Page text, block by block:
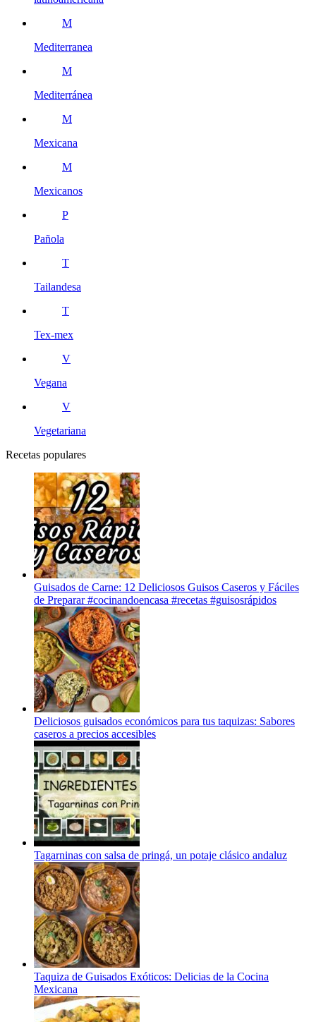
M
Mediterranea
M
Mediterránea
M
Mexicana
M
Mexicanos
P
Pañola
T
Tailandesa
T
Tex-mex
V
Vegana
V
Vegetariana
Recetas populares
Guisados de Carne: 12 Deliciosos Guisos Caseros y Fáciles
de Preparar #cocinandoencasa #recetas #guisosrápidos
Deliciosos guisados económicos para tus taquizas: Sabores
caseros a precios accesibles
Tagarninas con salsa de pringá, un potaje clásico andaluz
Taquiza de Guisados Exóticos: Delicias de la Cocina
Mexicana